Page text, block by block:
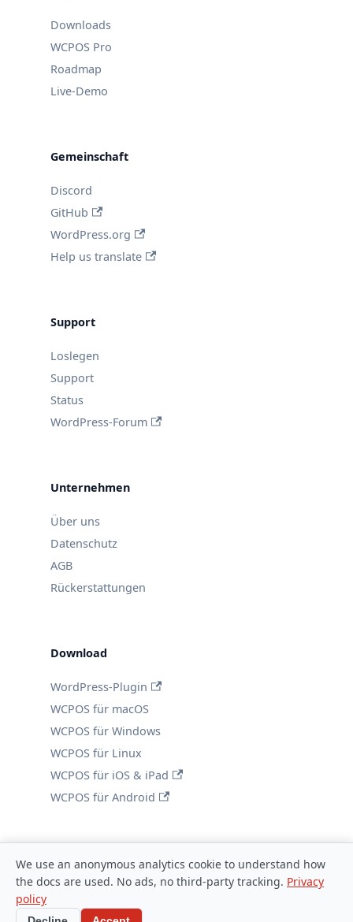
Downloads
WCPOS Pro
Roadmap
Live-Demo
Gemeinschaft
Discord
GitHub
WordPress.org
Help us translate
Support
Loslegen
Support
Status
WordPress-Forum
Unternehmen
Über uns
Datenschutz
AGB
Rückerstattungen
Download
WordPress-Plugin
WCPOS für macOS
WCPOS für Windows
WCPOS für Linux
WCPOS für iOS & iPad
WCPOS für Android
© 2026 WCPOS
We use an anonymous analytics cookie to understand how
the docs are used. No ads, no third-party tracking. Privacy
policy